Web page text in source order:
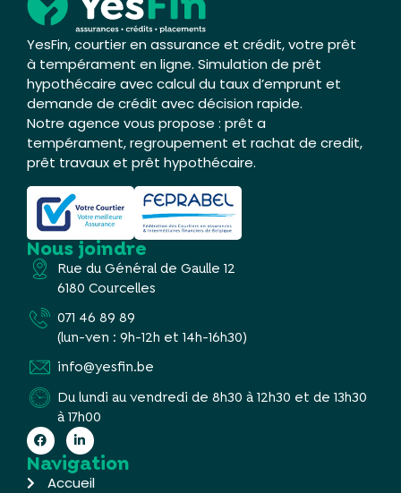
YesFin, courtier en assurance et crédit, votre prêt
à tempérament en ligne. Simulation de prêt
hypothécaire avec calcul du taux d’emprunt et
demande de crédit avec décision rapide.
Notre agence vous propose : prêt a
tempérament, regroupement et rachat de credit,
prêt travaux et prêt hypothécaire.
Nous joindre
Rue du Général de Gaulle 12
6180 Courcelles
071 46 89 89
(lun-ven : 9h-12h et 14h-16h30)
info@yesfin.be
Du lundi au vendredi de 8h30 à 12h30 et de 13h30
à 17h00
Navigation
Accueil